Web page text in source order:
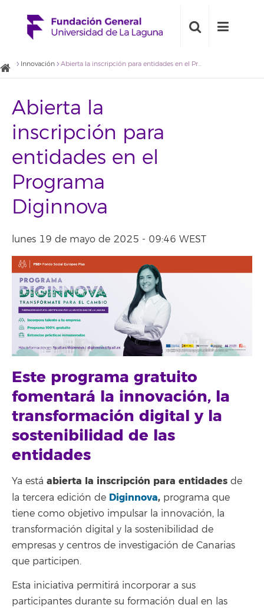
Innovación Abierta la inscripción para entidades en el Programa Diginnova
Abierta la
inscripción para
entidades en el
Programa
Diginnova
lunes 19 de mayo de 2025 - 09:46 WEST
Este programa gratuito
fomentará la innovación, la
transformación digital y la
sostenibilidad de las
entidades
Ya está abierta la inscripción para entidades de
la tercera edición de Diginnova, programa que
tiene como objetivo impulsar la innovación, la
transformación digital y la sostenibilidad de
empresas y centros de investigación de Canarias
que participen.
Esta iniciativa permitirá incorporar a sus
participantes durante su formación dual en las